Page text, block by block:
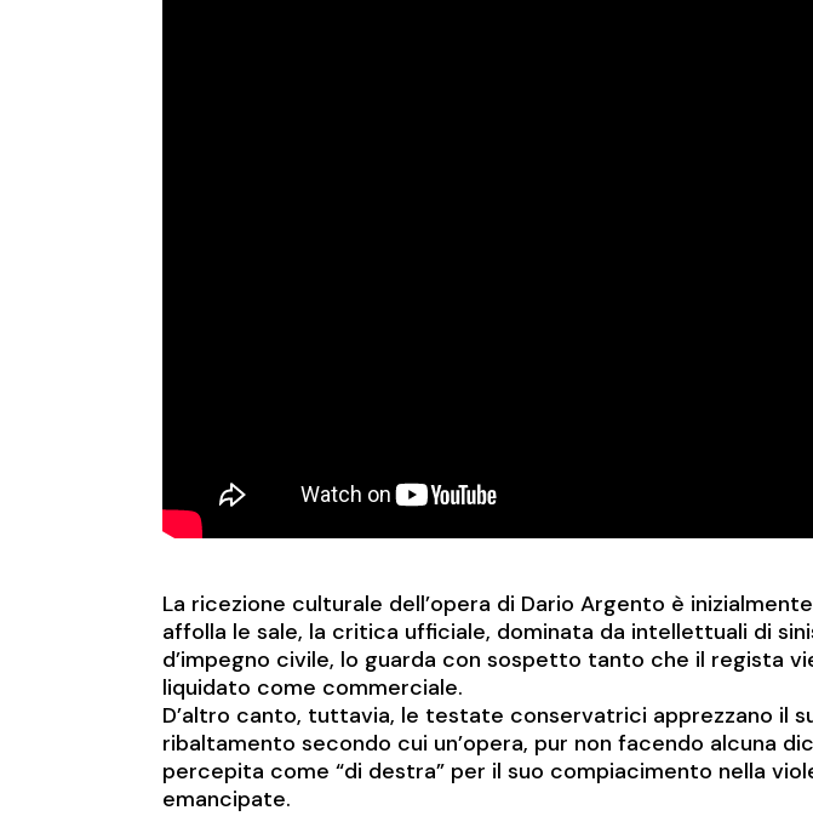
La ricezione culturale dell’opera di Dario Argento è
affolla le sale, la critica ufficiale, dominata da intellettuali di
d’impegno civile, lo guarda con sospetto tanto che il regista
liquidato come commerciale.
D’altro canto, tuttavia, le testate conservatrici apprezzano il
ribaltamento secondo cui un’opera, pur non facendo alcuna
percepita come “di destra” per il suo compiacimento nella
emancipate.